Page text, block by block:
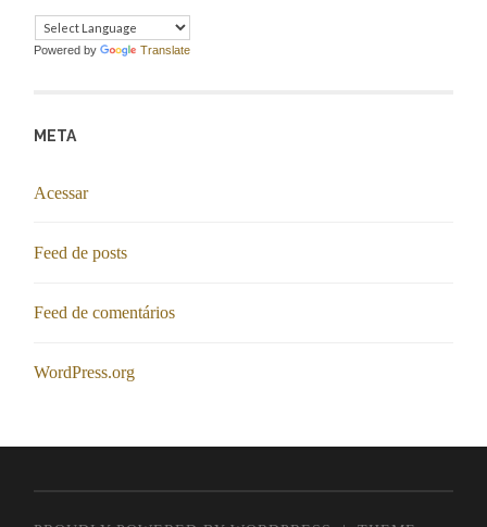
Powered by Translate
META
Acessar
Feed de posts
Feed de comentários
WordPress.org